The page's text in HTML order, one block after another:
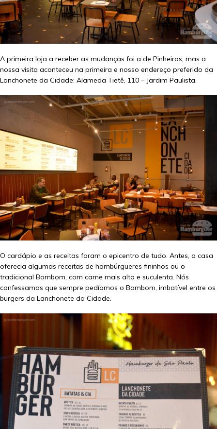
A primeira loja a receber as mudanças foi a de Pinheiros, mas a
nossa visita aconteceu na primeira e nosso endereço preferido da
Lanchonete da Cidade: Alameda Tietê, 110 – Jardim Paulista.
O cardápio e as receitas foram o epicentro de tudo. Antes, a casa
oferecia algumas receitas de hambúrgueres fininhos ou o
tradicional Bombom, com carne mais alta e suculenta. Nós
confessamos que sempre pedíamos o Bombom, imbatível entre os
burgers da Lanchonete da Cidade.